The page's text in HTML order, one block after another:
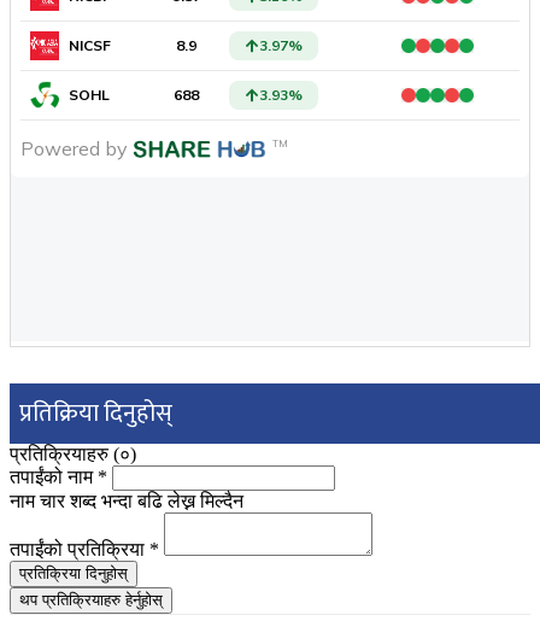
प्रतिक्रिया दिनुहोस्
प्रतिक्रियाहरु (०)
तपाईंको नाम *
नाम चार शब्द भन्दा बढि लेख्न मिल्दैन
तपाईंको प्रतिक्रिया *
प्रतिक्रिया दिनुहोस्
थप प्रतिक्रियाहरु हेर्नुहोस्